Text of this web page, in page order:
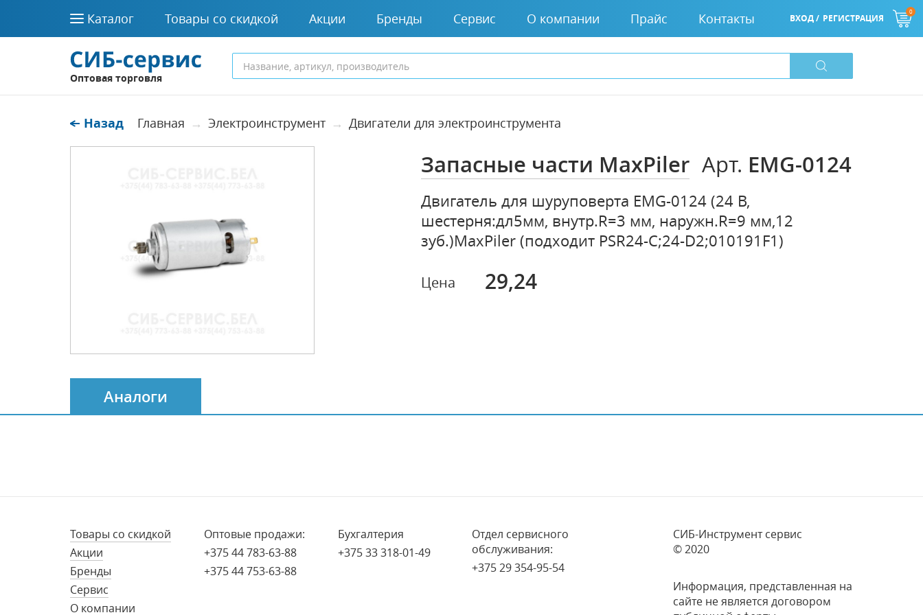
Каталог Товары со скидкой Акции Бренды Сервис О компании Прайс Контакты ВХОД / РЕГИСТРАЦИЯ
0
Оптовая торговля
Назад Главная Электроинструмент Двигатели для электроинструмента
Запасные части MaxPiler Арт. EMG-0124
Двигатель для шуруповерта EMG-0124 (24 В,
шестерня:дл5мм, внутр.R=3 мм, наружн.R=9 мм,12
зуб.)MaxPiler (подходит PSR24-C;24-D2;010191F1)
Цена 29,24
Аналоги
Товары со скидкой
Акции
Бренды
Сервис
О компании
Оптовые продажи:
+375 44 783-63-88
+375 44 753-63-88
Бухгалтерия
+375 33 318-01-49
Отдел сервисного
обслуживания:
+375 29 354-95-54
СИБ-Инструмент сервис
© 2020
Информация, представленная на
сайте не является договором